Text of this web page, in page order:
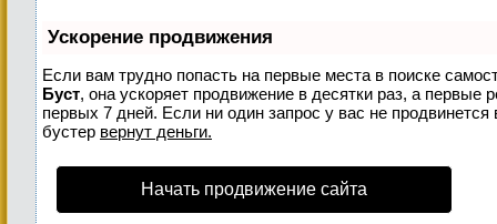
Ускорение продвижения
Если вам трудно попасть на первые места в поиске
Буст, она ускоряет продвижение в десятки раз, а первые
первых 7 дней. Если ни один запрос у вас не
бустер вернут деньги.
Начать продвижение сайта